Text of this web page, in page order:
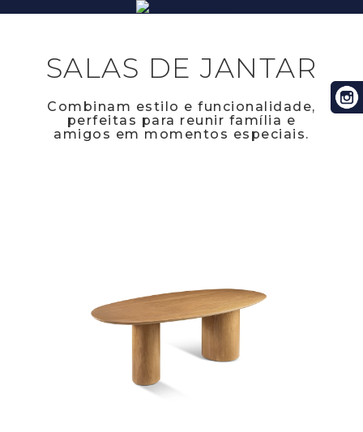
SALAS DE JANTAR
Combinam estilo e funcionalidade,
perfeitas para reunir família e
amigos em momentos especiais.